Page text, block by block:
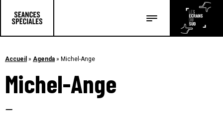
Les articles
Accueil » Agenda » Michel-Ange
Michel-Ange
–